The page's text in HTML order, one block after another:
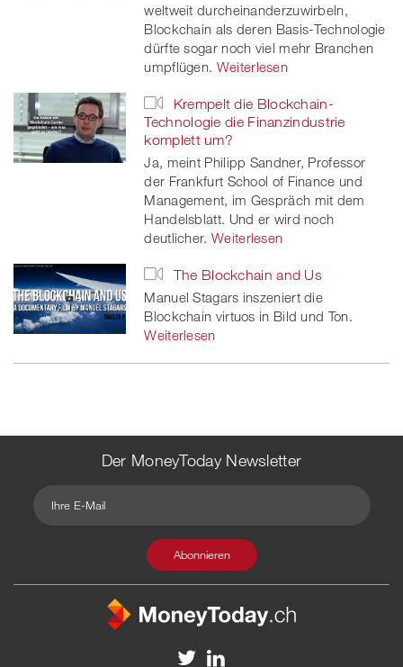
weltweit durcheinanderzuwirbeln,
Blockchain als deren Basis-Technologie
dürfte sogar noch viel mehr Branchen
umpflügen. Weiterlesen
Krempelt die Blockchain-
Technologie die Finanzindustrie
komplett um?
Ja, meint Philipp Sandner, Professor
der Frankfurt School of Finance und
Management, im Gespräch mit dem
Handelsblatt. Und er wird noch
deutlicher. Weiterlesen
The Blockchain and Us
Manuel Stagars inszeniert die
Blockchain virtuos in Bild und Ton.
Weiterlesen
Der MoneyToday Newsletter